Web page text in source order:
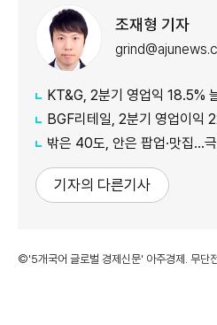
조재형 기자
KT&G, 2분기 영업익 18.5% 늘어난
BGF리테일, 2분기 영업이익 22% 증가
밖은 40도, 안은 팝업·맛집…극
기자의 다른기사
©'5개국어 글로벌 경제신문' 아주경제. 무단